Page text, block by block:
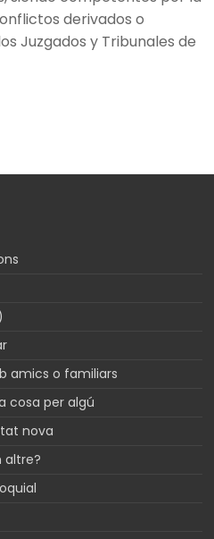
derivados o
Juzgados y Tribunales de
amics o familiars
cosa per algú
nova
altre?